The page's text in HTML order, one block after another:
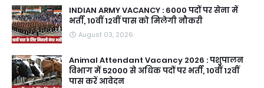
INDIAN ARMY VACANCY : 6000 पदों पर सेना में
भर्ती, 10वीं 12वीं पास को मिलेगी नौकरी
August 03, 2026
Animal Attendant Vacancy 2026 : पशुपालन
विभाग में 52000 से अधिक पदों पर भर्ती, 10वीं 12वीं
पास करें आवेदन